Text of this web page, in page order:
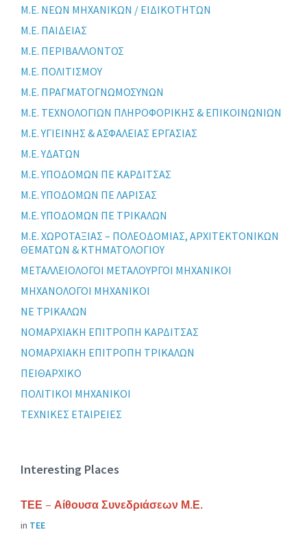
Μ.Ε. ΝΕΩΝ ΜΗΧΑΝΙΚΩΝ / ΕΙΔΙΚΟΤΗΤΩΝ
Μ.Ε. ΠΑΙΔΕΙΑΣ
Μ.Ε. ΠΕΡΙΒΑΛΛΟΝΤΟΣ
Μ.Ε. ΠΟΛΙΤΙΣΜΟΥ
Μ.Ε. ΠΡΑΓΜΑΤΟΓΝΩΜΟΣΥΝΩΝ
Μ.Ε. ΤΕΧΝΟΛΟΓΙΩΝ ΠΛΗΡΟΦΟΡΙΚΗΣ & ΕΠΙΚΟΙΝΩΝΙΩΝ
Μ.Ε. ΥΓΙΕΙΝΗΣ & ΑΣΦΑΛΕΙΑΣ ΕΡΓΑΣΙΑΣ
Μ.Ε. ΥΔΑΤΩΝ
Μ.Ε. ΥΠΟΔΟΜΩΝ ΠΕ ΚΑΡΔΙΤΣΑΣ
Μ.Ε. ΥΠΟΔΟΜΩΝ ΠΕ ΛΑΡΙΣΑΣ
Μ.Ε. ΥΠΟΔΟΜΩΝ ΠΕ ΤΡΙΚΑΛΩΝ
Μ.Ε. ΧΩΡΟΤΑΞΙΑΣ – ΠΟΛΕΟΔΟΜΙΑΣ, ΑΡΧΙΤΕΚΤΟΝΙΚΩΝ
ΘΕΜΑΤΩΝ & ΚΤΗΜΑΤΟΛΟΓΙΟΥ
ΜΕΤΑΛΛΕΙΟΛΟΓΟΙ ΜΕΤΑΛΟΥΡΓΟΙ ΜΗΧΑΝΙΚΟΙ
ΜΗΧΑΝΟΛΟΓΟΙ ΜΗΧΑΝΙΚΟΙ
ΝΕ ΤΡΙΚΑΛΩΝ
ΝΟΜΑΡΧΙΑΚΗ ΕΠΙΤΡΟΠΗ ΚΑΡΔΙΤΣΑΣ
ΝΟΜΑΡΧΙΑΚΗ ΕΠΙΤΡΟΠΗ ΤΡΙΚΑΛΩΝ
ΠΕΙΘΑΡΧΙΚΟ
ΠΟΛΙΤΙΚΟΙ ΜΗΧΑΝΙΚΟΙ
ΤΕΧΝΙΚΕΣ ΕΤΑΙΡΕΙΕΣ
Interesting Places
ΤΕΕ – Αίθουσα Συνεδριάσεων Μ.Ε.
in ΤΕΕ